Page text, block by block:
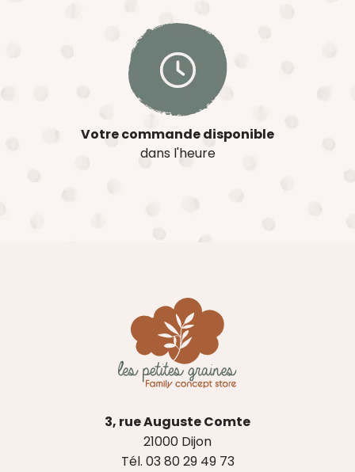
Votre commande disponible
dans l'heure
3, rue Auguste Comte
21000 Dijon
Tél. 03 80 29 49 73